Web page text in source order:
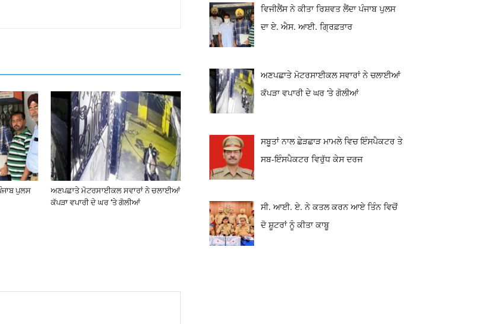
ਪੁਲਸ
ਅਣਪਛਾਤੇ ਮੋਟਰਸਾਈਕਲ ਸਵਾਰਾਂ ਨੇ ਚਲਾਈਆਂ
ਕੱਪੜਾ ਵਪਾਰੀ ਦੇ ਘਰ ‘ਤੇ ਗੋਲੀਆਂ
ਵਿਜੀਲੈਂਸ ਨੇ ਕੀਤਾ ਰਿਸ਼ਵਤ ਲੈਂਦਾ ਪੰਜਾਬ ਪੁਲਸ
ਦਾ ਏ. ਐਸ. ਆਈ. ਗ੍ਰਿਫ਼ਤਾਰ
ਅਣਪਛਾਤੇ ਮੋਟਰਸਾਈਕਲ ਸਵਾਰਾਂ ਨੇ ਚਲਾਈਆਂ
ਕੱਪੜਾ ਵਪਾਰੀ ਦੇ ਘਰ ‘ਤੇ ਗੋਲੀਆਂ
ਸਬੂਤਾਂ ਨਾਲ ਛੇੜਛਾੜ ਮਾਮਲੇ ਵਿਚ ਇੰਸਪੈਕਟਰ ਤੇ
ਸਬ-ਇੰਸਪੈਕਟਰ ਵਿਰੁੱਧ ਕੇਸ ਦਰਜ
ਸੀ. ਆਈ. ਏ. ਨੇ ਕਤਲ ਕਰਨ ਆਏ ਤਿੰਨ ਵਿਚੋਂ
ਦੋ ਸ਼ੂਟਰਾਂ ਨੂੰ ਕੀਤਾ ਕਾਬੂ